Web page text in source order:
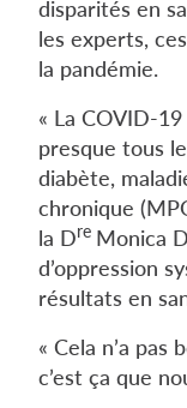
disparités en
les experts,
la pandémie.
« La COVID-
presque tous
diabète,
chronique
la Dre Monica
d’oppression
résultats en
« Cela n’a pas
c’est ça que